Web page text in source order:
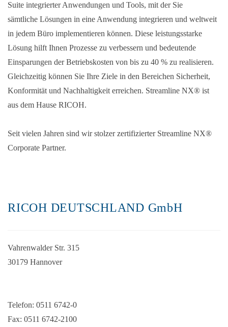
Suite integrierter Anwendungen und Tools, mit der Sie
sämtliche Lösungen in eine Anwendung integrieren und weltweit
in jedem Büro implementieren können. Diese leistungsstarke
Lösung hilft Ihnen Prozesse zu verbessern und bedeutende
Einsparungen der Betriebskosten von bis zu 40 % zu realisieren.
Gleichzeitig können Sie Ihre Ziele in den Bereichen Sicherheit,
Konformität und Nachhaltigkeit erreichen. Streamline NX® ist
aus dem Hause RICOH.
Seit vielen Jahren sind wir stolzer zertifizierter Streamline NX®
Corporate Partner.
RICOH DEUTSCHLAND GmbH
Vahrenwalder Str. 315
30179 Hannover
Telefon: 0511 6742-0
Fax: 0511 6742-2100